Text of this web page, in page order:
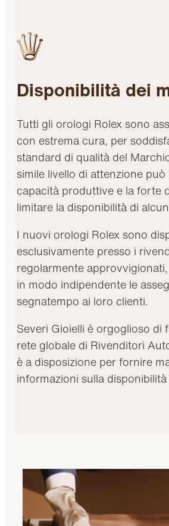
Disponibilità dei
Tutti gli orologi Rolex sono
con estrema cura, per
standard di qualità del
simile livello di attenzione
capacità produttive e la forte
limitare la disponibilità di
I nuovi orologi Rolex sono
esclusivamente presso i
regolarmente
in modo indipendente le
segnatempo ai loro clienti.
Severi Gioielli è orgoglioso di
rete globale di Rivenditori
è a disposizione per fornire
informazioni sulla